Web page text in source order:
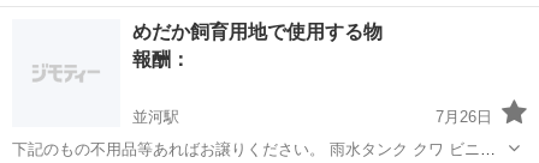
あれば引き取りにいきますので譲って頂きたいです。
車折神社駅 買いたい/ください
めだか飼育用地で使用する物
報酬：
並河駅
7月26日
下記のもの不用品等あればお譲りください。 雨水タンク クワ ビニー